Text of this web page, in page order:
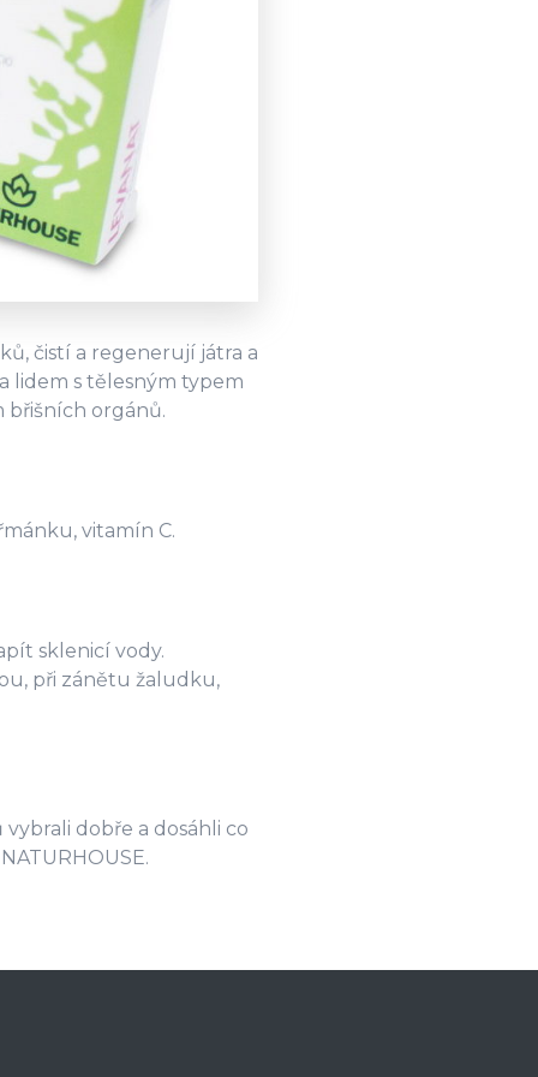
čistí a regenerují játra a
lidem s tělesným typem
orgánů.
vitamín C.
sklenicí vody.
při zánětu žaludku,
dobře a dosáhli co